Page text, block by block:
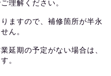
理解ください。
ますので、補修箇所が半永
ん。
延期の予定がない場合は、
。